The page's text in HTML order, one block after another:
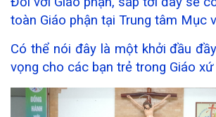
toàn Giáo phận tại Trung tâm Mục
Có thể nói đây là một khởi đầu
vọng cho các bạn trẻ trong Giáo xứ